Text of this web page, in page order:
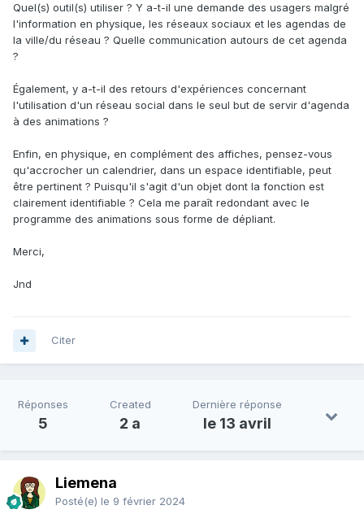
Quel(s) outil(s) utiliser ? Y a-t-il une demande des usagers malgré
l'information en physique, les réseaux sociaux et les agendas de
la ville/du réseau ? Quelle communication autours de cet agenda
?
Également, y a-t-il des retours d'expériences concernant
l'utilisation d'un réseau social dans le seul but de servir d'agenda
à des animations ?
Enfin, en physique, en complément des affiches, pensez-vous
qu'accrocher un calendrier, dans un espace identifiable, peut
être pertinent ? Puisqu'il s'agit d'un objet dont la fonction est
clairement identifiable ? Cela me paraît redondant avec le
programme des animations sous forme de dépliant.
Merci,
Jnd
Citer
Réponses
5
Created
2 a
Dernière réponse
le 13 avril
Liemena
Posté(e) le 9 février 2024